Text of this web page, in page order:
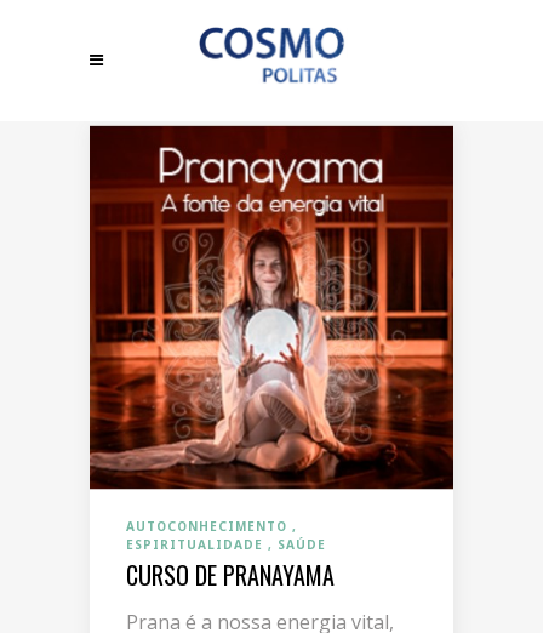
AUTOCONHECIMENTO
ESPIRITUALIDADE
SAÚDE
CURSO DE PRANAYAMA
Prana é a nossa energia vital,